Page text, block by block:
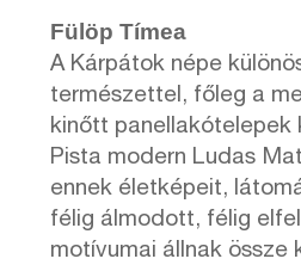
Fülöp Tímea
A Kárpátok népe
természettel, főleg a
kinőtt panellakótelepek
Pista modern Ludas
ennek életképeit,
félig álmodott, félig
motívumai állnak össze